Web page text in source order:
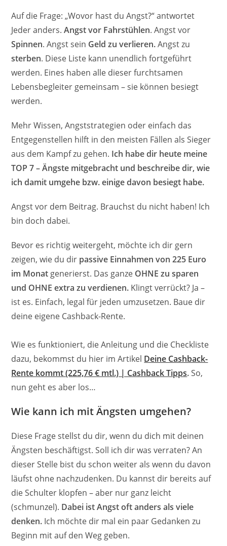
Auf die Frage: „Wovor hast du Angst?“ antwortet
Jeder anders.Angst vor Fahrstühlen. Angst vor
Spinnen. Angst sein Geld zu verlieren.Angst zu
sterben. Diese Liste kann unendlich fortgeführt
werden. Eines haben alle dieser furchtsamen
Lebensbegleiter gemeinsam – sie können besiegt
werden.
Mehr Wissen, Angststrategien oder einfach das
Entgegenstellen hilft in den meisten Fällen als Sieger
aus dem Kampf zu gehen. Ich habe dir heute meine
TOP 7 – Ängste mitgebracht und beschreibe dir, wie
ich damit umgehe bzw. einige davon besiegt habe.
Angst vor dem Beitrag. Brauchst du nicht haben! Ich
bin doch dabei.
Bevor es richtig weitergeht, möchte ich dir gern
zeigen, wie du dir passive Einnahmen von 225 Euro
im Monat generierst. Das ganze OHNE zu sparen
und OHNE extra zu verdienen. Klingt verrückt? Ja –
ist es. Einfach, legal für jeden umzusetzen. Baue dir
deine eigene Cashback-Rente.
Wie es funktioniert, die Anleitung und die Checkliste
dazu, bekommst du hier im Artikel Deine Cashback-
Rente kommt (225,76 € mtl.) | Cashback Tipps.So,
nun geht es aber los…
Wie kann ich mit Ängsten umgehen?
Diese Frage stellst du dir, wenn du dich mit deinen
Ängsten beschäftigst. Soll ich dir was verraten? An
dieser Stelle bist du schon weiter als wenn du davon
läufst ohne nachzudenken. Du kannst dir bereits auf
die Schulter klopfen – aber nur ganz leicht
(schmunzel). Dabei ist Angst oft anders als viele
denken. Ich möchte dir mal ein paar Gedanken zu
Beginn mit auf den Weg geben.